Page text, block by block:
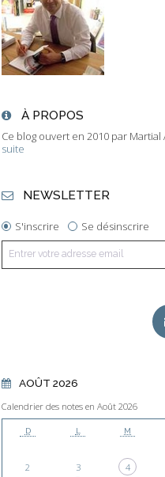
À PROPOS
Ce blog ouvert en 2010 par
suite
NEWSLETTER
S'inscrire Se désinscrire
AOÛT 2026
Calendrier des notes en Août 2026
D L M
2
3 4